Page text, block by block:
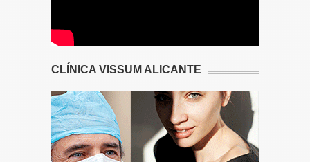
CLÍNICA VISSUM ALICANTE